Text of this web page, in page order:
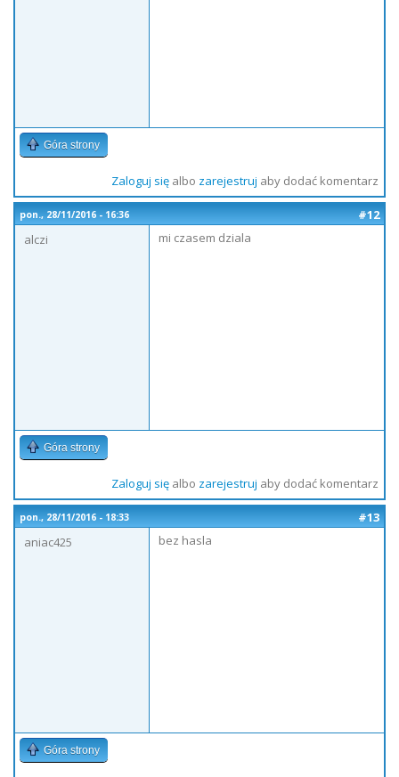
Góra strony
Zaloguj sięalbo zarejestruj aby dodać komentarz
pon., 28/11/2016 - 16:36
#12
alczi
mi czasem dziala
Góra strony
Zaloguj sięalbo zarejestruj aby dodać komentarz
pon., 28/11/2016 - 18:33
#13
aniac425
bez hasla
Góra strony